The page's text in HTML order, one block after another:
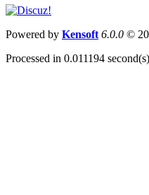
Powered by Kensoft 6.0.0 ©
Processed in 0.011194